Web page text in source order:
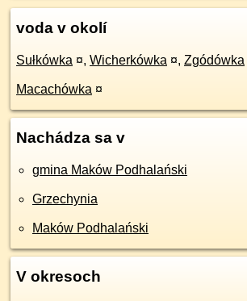
voda v okolí
Sułkówka ¤, Wicherkówka ¤, Zgódówka
Macachówka ¤
Nachádza sa v
gmina Maków Podhalański
Grzechynia
Maków Podhalański
V okresoch